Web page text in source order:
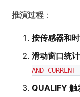
推演过程 ：
按传感器和
滑动窗口统计
AND CURRENT
QUALIFY 触